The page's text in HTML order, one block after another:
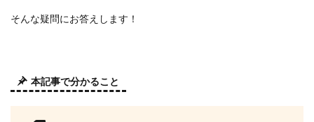
そんな疑問にお答えします！
本記事で分かること